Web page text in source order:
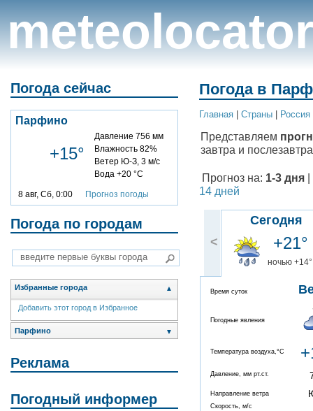
meteolocator
Погода сейчас
Парфино
+15°
Давление 756 мм
Влажность 82%
Ветер Ю-З, 3 м/с
Вода +20 °C
8 авг, Сб, 0:00 Прогноз погоды
Погода по городам
Избранные города ▲
Добавить этот город в Избранное
Парфино ▼
Реклама
Погодный информер
Погода в
Главная Cтраны Россия
Представляем
завтра и
Прогноз на: 1-3 дня
14 дней
<
Сегодня
+21°
ночью +14°
Время суток
Погодные явления
Температура воздуха,°C
Давление, мм рт.ст.
Направление ветра
Скорость, м/с